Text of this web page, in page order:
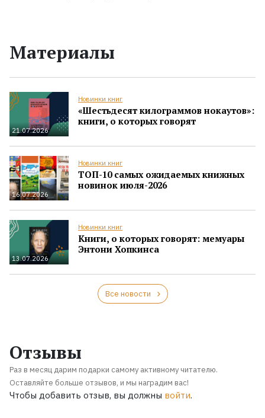
Материалы
21.07.2026
Новинки книг
«Шестьдесят килограммов нокаутов»:
книги, о которых говорят
16.07.2026
Новинки книг
ТОП-10 самых ожидаемых книжных
новинок июля-2026
13.07.2026
Новинки книг
Книги, о которых говорят: мемуары
Энтони Хопкинса
Все новости
Отзывы
Раз в месяц дарим подарки самому активному читателю.
Оставляйте больше отзывов, и мы наградим вас!
Чтобы добавить отзыв, вы должны войти.